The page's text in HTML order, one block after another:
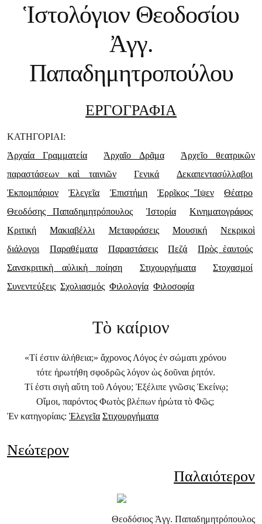
Ἱστολόγιον Θεοδοσίου
Ἀγγ.
Παπαδημητροπούλου
ΕΡΓΟΓΡΑΦΙΑ
ΚΑΤΗΓΟΡΙΑΙ:
Ἀρχαία Γραμματεία
Ἀρχαῖο Δρᾶμα
Ἀρχεῖο θεατρικῶν
παραστάσεων καὶ ταινιῶν
Γενικά
Δεκαπεντασύλλαβοι
Ἐκπομπάριον
Ἐλεγεῖα Ἐπιστήμη Ἑρρῖκος Ἴψεν
Θέατρο
Θεοδόσης Παπαδημητρόπουλος
Ἱστορία
Κινηματογράφος
Κριτική
Μακιαβέλλι Μεταφράσεις Μουσική
Νεκρικοὶ
διάλογοι
Παραθέματα Παραστάσεις Πεζά
Πρὸς ἑαυτούς
Σανσκριτικὴ αὐλικὴ ποίηση
Στιχουργήματα
Στοχασμοί
Συνεντεύξεις Σχολιασμός Φιλολογία Φιλοσοφία
Τὸ καίριον
«Τί ἐστιν ἀλήθεια;» ἄχρονος Λόγος ἐν σώματι χρόνου
τότε ἠρωτήθη σφοδρῶς λόγον ὡς δοῦναι ῥητόν.
Τί ἐστι σιγὴ αὕτη τοῦ Λόγου; Ἐξέλιπε γνῶσις Ἐκείνῳ;
Οἴμοι, παρόντος Φωτὸς βλέπων ἠρώτα τὸ Φῶς;
Ἐν κατηγορίαις: Ἐλεγεῖα Στιχουργήματα
Νεώτερον
Παλαιότερον
Θεοδόσιος Ἀγγ. Παπαδημητρόπουλος